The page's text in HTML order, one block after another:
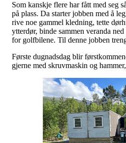
Som kanskje flere har fått med seg
på plass. Da starter jobben med å
rive noe gammel kledning, tette
ytterdør, binde sammen veranda
for golfbilene. Til denne jobben
Første dugnadsdag blir
gjerne med skruvmaskin og